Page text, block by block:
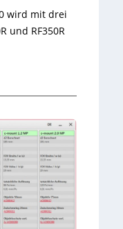
wird mit drei
und RF350R